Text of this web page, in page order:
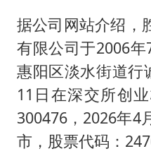
据公司网站介绍，
有限公司于2006
惠阳区淡水街道行
11日在深交所创
300476，2026年4
市，股票代码：